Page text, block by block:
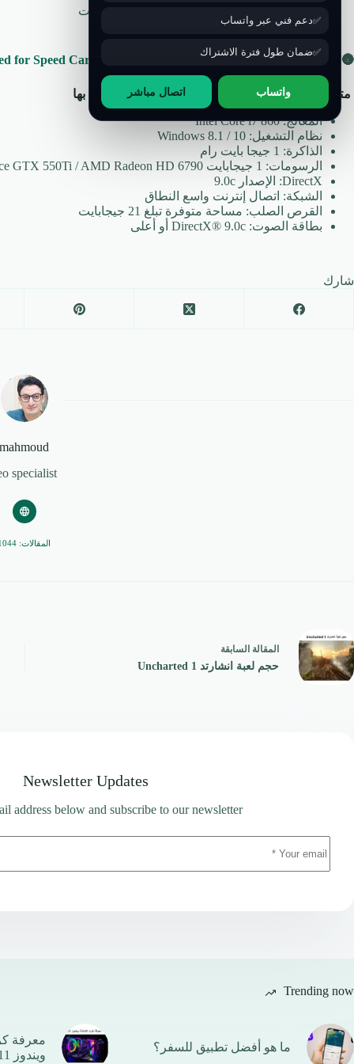
بطاقة الصوت: DirectX® 9.0c أو أعلى
🌚 شاهد :متطلبات تشغيل نيد فور سبيد كاربون Need for Speed Carbon
متطلبات لعبة تشغيل انشارتد 2 Uncharted الموصى بها
المعالج: Intel Core i7 860
نظام التشغيل: Windows 8.1 / 10
الذاكرة: 1 جيجا بايت رام
الرسومات: 1 جيجابايت Nvidia GeForce GTX 550Ti / AMD Radeon HD 6790
DirectX: الإصدار 9.0c
الشبكة: اتصال إنترنت واسع النطاق
القرص الصلب: مساحة متوفرة تبلغ 21 جيجابايت
بطاقة الصوت: DirectX® 9.0c أو أعلى
شارك
mahmoud
specialist
المقالات: 1044
المقالة السابقة
حجم لعبة انشارتد 1 Uncharted
Newsletter Updates
address below and subscribe to our newsletter
Trending now
ما هو أفضل تطبيق للسفر؟
معرفة
ويندوز 11 بأكثر من طريقة
دعم فني عبر واتساب
ضمان طول فترة الاشتراك
واتساب اتصال مباشر